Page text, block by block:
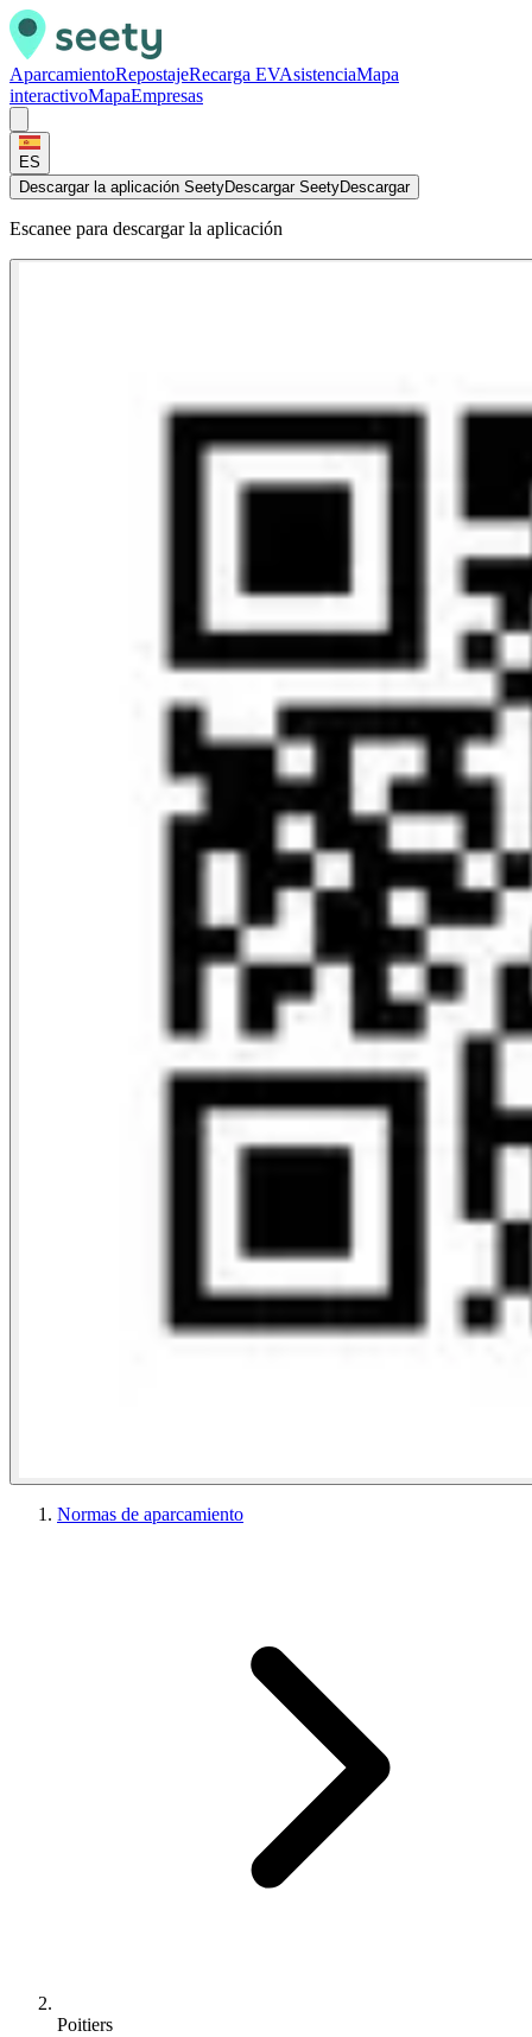
AparcamientoRepostajeRecarga EVAsistenciaMapa
interactivoMapaEmpresas
ES
Descargar la aplicación SeetyDescargar SeetyDescargar
Escanee para descargar la aplicación
Normas de aparcamiento
Poitiers